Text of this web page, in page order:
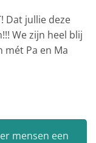
Dat jullie deze
We zijn heel blij
mét Pa en Ma
mensen een